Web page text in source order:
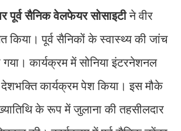
सैनिक वेलफेयर सोसाइटीने वीर
किया। पूर्व सैनिकों के स्वास्थ्य की जांच
कार्यक्रम में सोनिया इंटरनेशनल
कार्यक्रम पेश किया। इस मौके
के रूप में जुलाना की तहसीलदार